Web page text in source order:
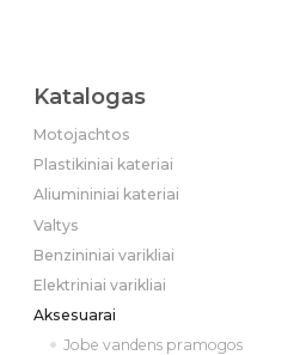
Katalogas
Motojachtos
Plastikiniai kateriai
Aliumininiai kateriai
Valtys
Benzininiai varikliai
Elektriniai varikliai
Aksesuarai
Jobe vandens pramogos